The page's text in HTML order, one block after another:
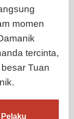
momen
tercinta,
Tuan